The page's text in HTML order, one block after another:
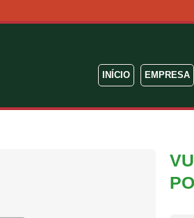
INÍCIO EMPRESA